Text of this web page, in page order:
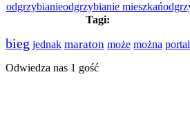
odgrzybianieodgrzybianie mieszkań
Tagi:
bieg jednak maraton może można portal
Odwiedza nas 1 gość